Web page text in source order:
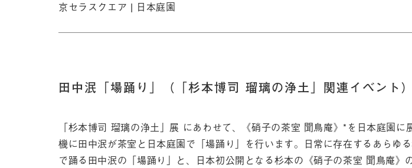
京セラスクエア | 日本庭園
田中泯「場踊り」（「杉本博司 瑠璃の浄土」関連イベント）
「杉本博司 瑠璃の浄土」展 にあわせて、《硝子の茶室 聞鳥庵》*を日本庭園に
機に田中泯が茶室と日本庭園で「場踊り」を行います。日常に存在するあらゆ
で踊る田中泯の「場踊り」と、日本初公開となる杉本の《硝子の茶室 聞鳥庵》